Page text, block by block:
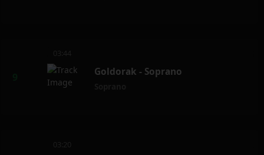
03:44
Goldorak - Soprano
03:20